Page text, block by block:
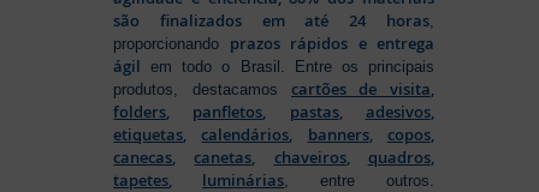
são finalizados em até 24 horas,
proporcionando prazos rápidos e entrega
ágil em todo o Brasil. Entre os principais
produtos, destacamos cartões de visita
folders
panfletos pastas, adesivos,
etiquetas ,calendários banners, copos,
canecas ,canetas chaveiros, quadros,
tapetes
luminárias , entre outros.